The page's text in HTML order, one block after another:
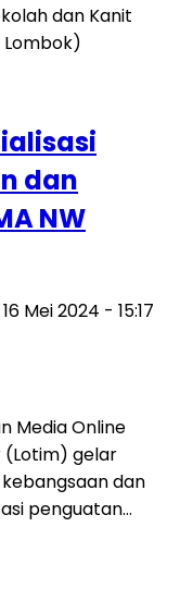
dan
NW
Mei 2024 - 15:17
Media Online
(Lotim) gelar
dan
penguatan…